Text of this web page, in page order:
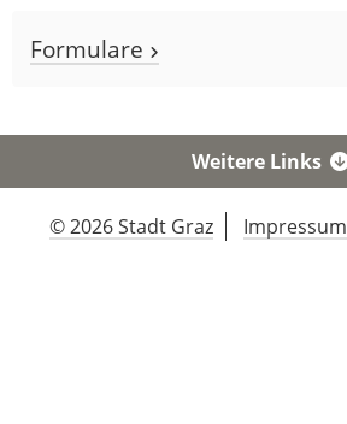
Formulare
Weitere Links
© 2026 Stadt Graz Impressum